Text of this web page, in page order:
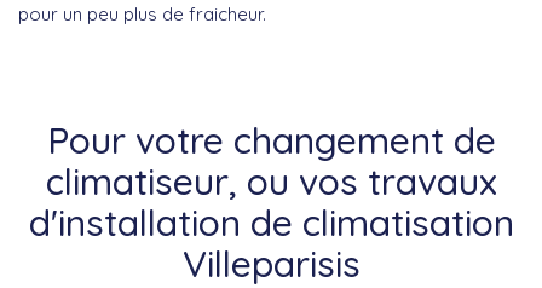
pour un peu plus de fraicheur.
Pour votre changement de
climatiseur, ou vos travaux
d'installation de climatisation
Villeparisis